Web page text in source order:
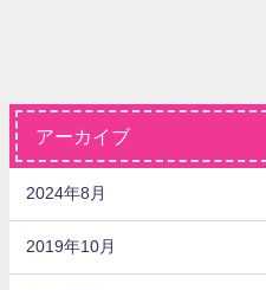
アーカイブ
2024年8月
2019年10月